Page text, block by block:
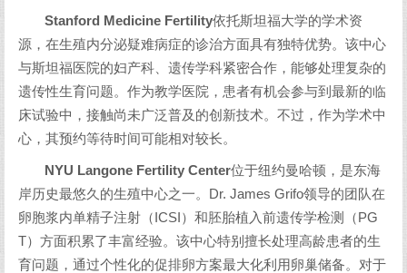
Stanford Medicine Fertility依托斯坦福大学的学术资
源，在生殖内分泌疑难病症的诊治方面具有独特优势。该中心
与斯坦福医院的妇产科、遗传学科紧密合作，能够处理复杂的
遗传性生育问题。作为教学医院，患者有机会参与到最新的临
床试验中，接触尚未广泛普及的创新技术。不过，作为学术中
心，其预约等待时间可能相对较长。
NYU Langone Fertility Center位于纽约曼哈顿，是东海
岸历史最悠久的生殖中心之一。Dr. James Grifo领导的团队在
卵胞浆内单精子注射（ICSI）和胚胎植入前遗传学检测（PG
T）方面积累了丰富经验。该中心特别擅长处理高龄患者的生
育问题，通过个性化的促排卵方案最大化利用卵巢储备。对于